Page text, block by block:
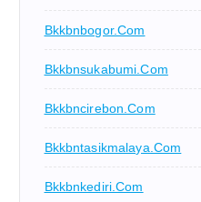
Bkkbnbogor.com
Bkkbnsukabumi.com
Bkkbncirebon.com
Bkkbntasikmalaya.com
Bkkbnkediri.com